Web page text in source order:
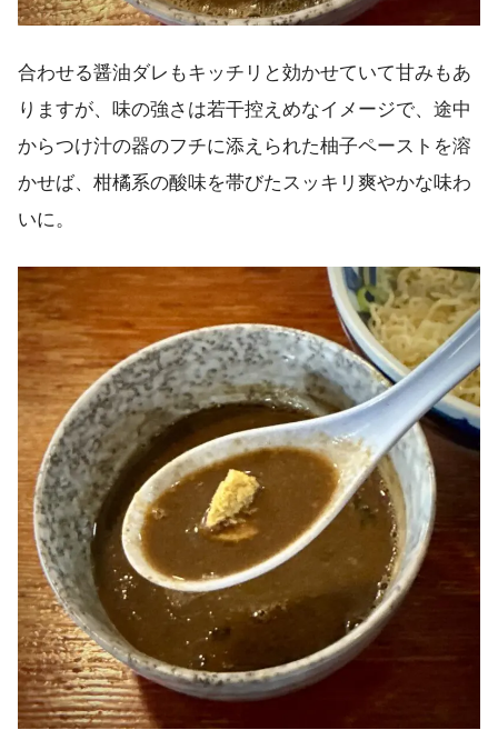
合わせる醤油ダレもキッチリと効かせていて甘みもあ
りますが、味の強さは若干控えめなイメージで、途中
からつけ汁の器のフチに添えられた柚子ペーストを溶
かせば、柑橘系の酸味を帯びたスッキリ爽やかな味わ
いに。